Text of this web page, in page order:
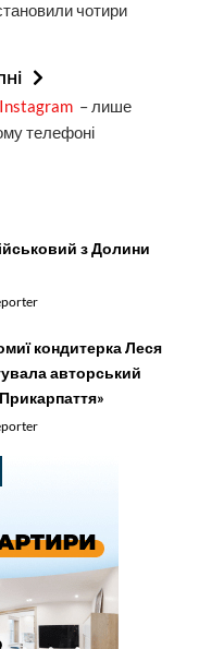
чотири
Instagram– лише
телефоні
з Долини
кондитерка Леся
авторський